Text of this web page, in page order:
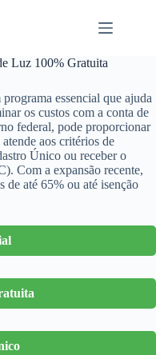
Luz 100% Gratuita
essencial que ajuda
os custos com a conta de
federal, pode proporcionar
aos critérios de
Único ou receber o
Com a expansão recente,
de até 65% ou até isenção